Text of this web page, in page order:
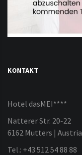
KONTAKT
Hotel dasMEI****
Natterer Str. 20-22
6162 Mutters | Austria
Tel.: +43 512 54 88 88